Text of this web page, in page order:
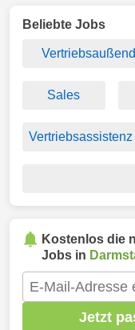
Beliebte Jobs
Sales
Vertriebsassistenz
Kostenlos die
Jobs in
Jetzt